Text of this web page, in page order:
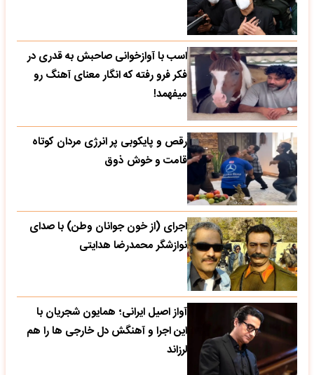
اسب با آوازخوانی صاحبش به قدری در
فکر فرو رفته که انگار معنای آهنگ رو
میفهمد!
رقص و پایکوبی پر انرژی مردان کوتاه
قامت و خوش ذوق
اجرای (از خون جوانان وطن) با صدای
نوازشگر محمدرضا هدایتی
آواز اصیل ایرانی؛ همایون شجریان با
این اجرا و آهنگش دل خارجی ها را هم
لرزاند